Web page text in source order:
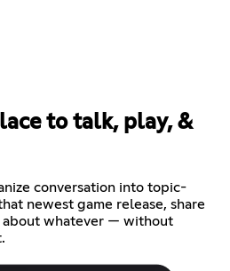
to talk, play, &
conversation into topic-
newest game release, share
about whatever — without